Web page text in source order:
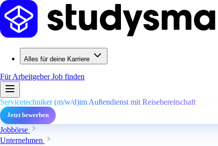
Alles für deine Karriere
Für ArbeitgeberJob finden
Servicetechniker (m/w/d)im Außendienst mit Reisebereitschaft
Jetzt bewerben
Jobbörse
Unternehmen